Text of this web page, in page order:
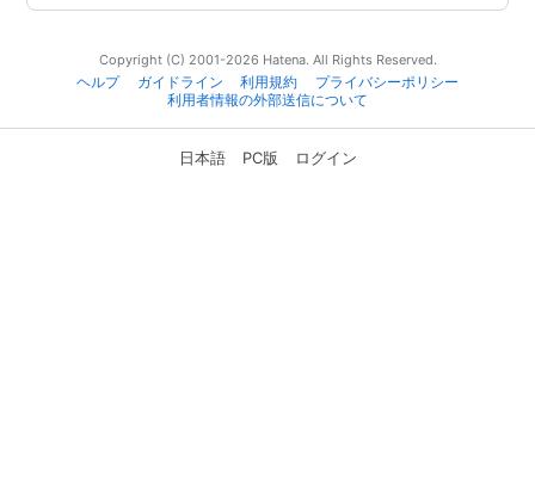
Copyright (C) 2001-2026 Hatena. All Rights Reserved.
ヘルプ
ガイドライン 利用規約
プライバシーポリシー
利用者情報の外部送信について
日本語 PC版 ログイン